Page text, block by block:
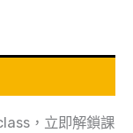
，立即解鎖課